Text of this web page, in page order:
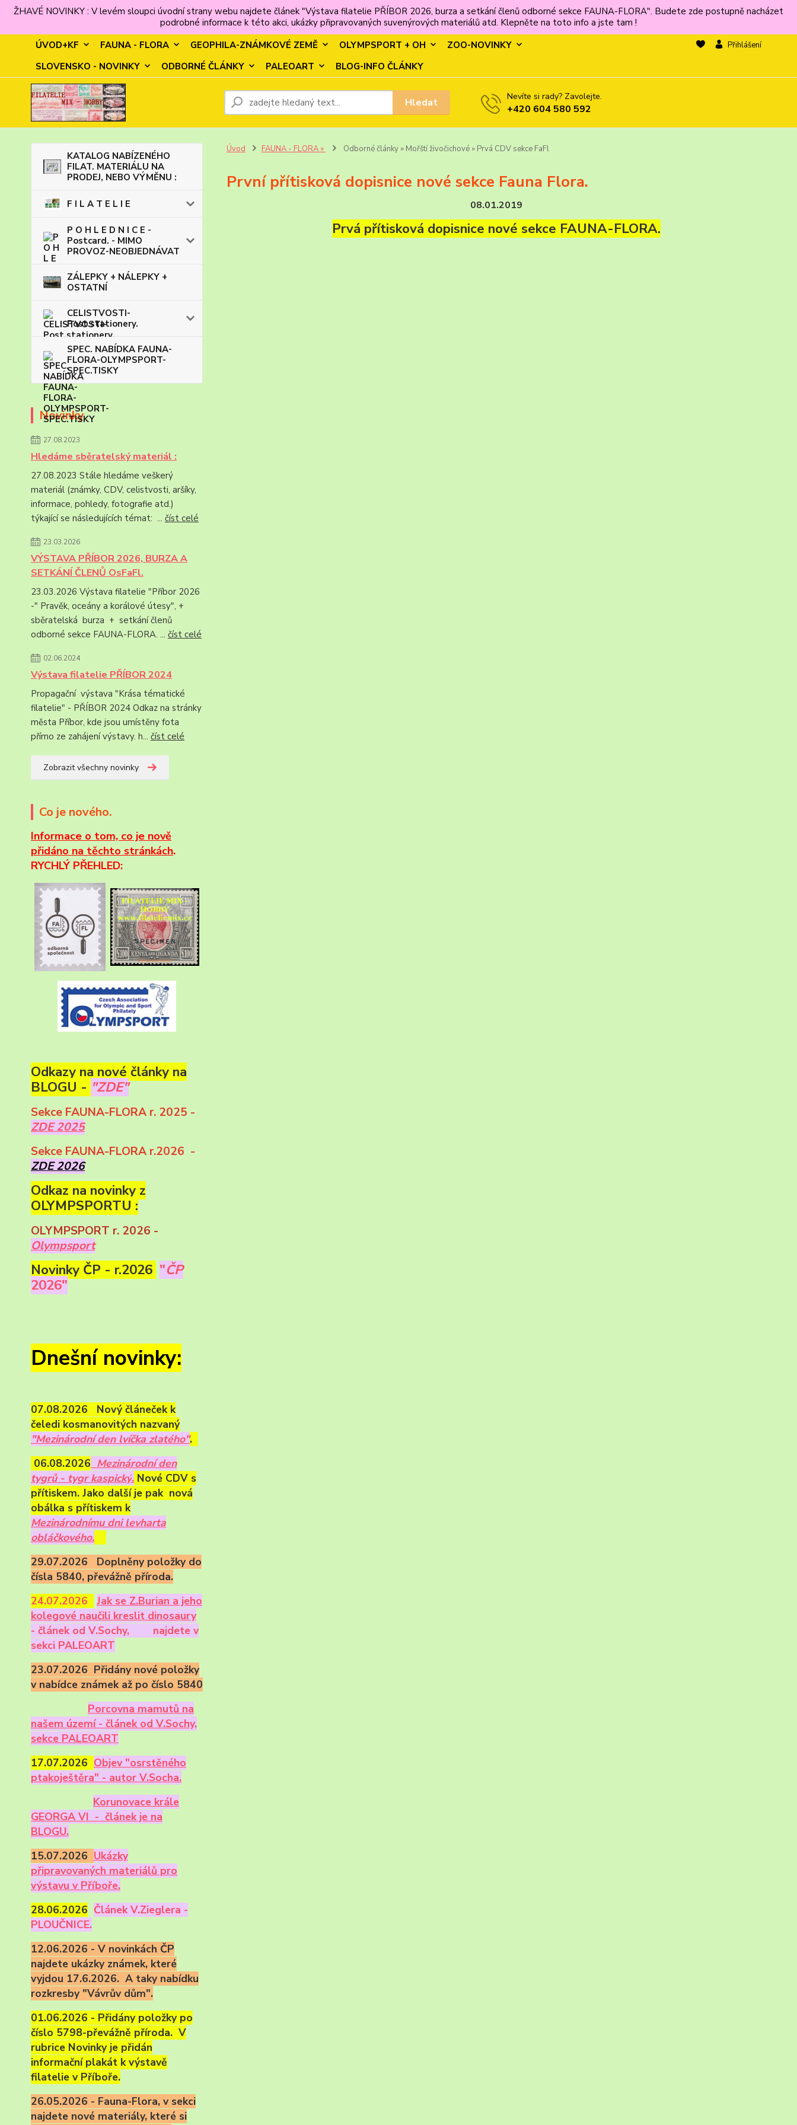
ŽHAVÉ NOVINKY : V levém sloupci úvodní strany webu najdete článek "Výstava filatelie PŘÍBOR 2026, burza a setkání členů odborné sekce FAUNA-FLORA". Budete zde postupně nacházet
podrobné informace k této akci, ukázky připravovaných suvenýrových materiálů atd. Klepněte na toto info a jste tam !
ÚVOD+KF
FAUNA - FLORA GEOPHILA-ZNÁMKOVÉ ZEMĚ OLYMPSPORT + OH
ZOO-NOVINKY
SLOVENSKO - NOVINKY
ODBORNÉ ČLÁNKY PALEOART BLOG-INFO ČLÁNKY
Přihlášení
Hledat Nevíte si rady? Zavolejte.
+420 604 580 592
KATALOG NABÍZENÉHO
FILAT. MATERIÁLU NA
PRODEJ, NEBO VÝMĚNU :
F I L A T E L I E
P O H L E D N I C E -
Postcard. - MIMO
PROVOZ-NEOBJEDNÁVAT
ZÁLEPKY + NÁLEPKY +
OSTATNÍ
CELISTVOSTI-
Post.stationery.
SPEC. NABÍDKA FAUNA-
FLORA-OLYMPSPORT-
SPEC.TISKY
Novinky
27.08.2023
Hledáme sběratelský materiál :
27.08.2023 Stále hledáme veškerý
materiál (známky, CDV, celistvosti, aršíky,
informace, pohledy, fotografie atd.)
týkající se následujících témat: ... číst celé
23.03.2026
VÝSTAVA PŘÍBOR 2026, BURZA A
SETKÁNÍ ČLENŮ OsFaFl.
23.03.2026 Výstava filatelie "Příbor 2026
-" Pravěk, oceány a korálové útesy", +
sběratelská burza + setkání členů
odborné sekce FAUNA-FLORA. ... číst celé
02.06.2024
Výstava filatelie PŘÍBOR 2024
Propagační výstava "Krása tématické
filatelie" - PŘÍBOR 2024 Odkaz na stránky
města Příbor, kde jsou umístěny fota
přímo ze zahájení výstavy. h... číst celé
Zobrazit všechny novinky
Co je nového.
Informace o tom, co je nově
přidáno na těchto stránkách.
RYCHLÝ PŘEHLED:
Odkazy na nové články na
BLOGU - "ZDE"
Sekce FAUNA-FLORA r. 2025 -
ZDE 2025
Sekce FAUNA-FLORA r.2026 -
ZDE 2026
Odkaz na novinky z
OLYMPSPORTU :
OLYMPSPORT r. 2026 -
Olympsport
Novinky ČP - r.2026 "ČP
2026"
Dnešní novinky:
07.08.2026 Nový článeček k
čeledi kosmanovitých nazvaný
"Mezinárodní den lvíčka zlatého".
06.08.2026 Mezinárodní den
tygrů - tygr kaspický. Nové CDV s
přítiskem. Jako další je pak nová
obálka s přítiskem k
Mezinárodnímu dni levharta
obláčkového.
29.07.2026 Doplněny položky do
čísla 5840, převážně příroda.
24.07.2026
Jak se Z.Burian a jeho
kolegové naučili kreslit dinosaury
- článek od V.Sochy,
najdete v
sekci PALEOART
23.07.2026 Přidány nové položky
v nabídce známek až po číslo 5840
Porcovna mamutů na
našem území - článek od V.Sochy,
sekce PALEOART
17.07.2026 Objev "osrstěného
ptakoještěra" - autor V.Socha.
Korunovace krále
GEORGA VI - článek je na
BLOGU.
15.07.2026 Ukázky
připravovaných materiálů pro
výstavu v Příboře.
28.06.2026 Článek V.Zieglera -
PLOUČNICE.
12.06.2026 - V novinkách ČP
najdete ukázky známek, které
vyjdou 17.6.2026. A taky nabídku
rozkresby "Vávrův dům".
01.06.2026 - Přidány položky po
číslo 5798-převážně příroda. V
rubrice Novinky je přidán
informační plakát k výstavě
filatelie v Příboře.
26.05.2026 - Fauna-Flora, v sekci
najdete nové materiály, které si
Úvod FAUNA - FLORA » Odborné články » Mořští živočichové » Prvá CDV sekce FaFl
První přítisková dopisnice nové sekce Fauna Flora.
08.01.2019
Prvá přítisková dopisnice nové sekce FAUNA-FLORA.